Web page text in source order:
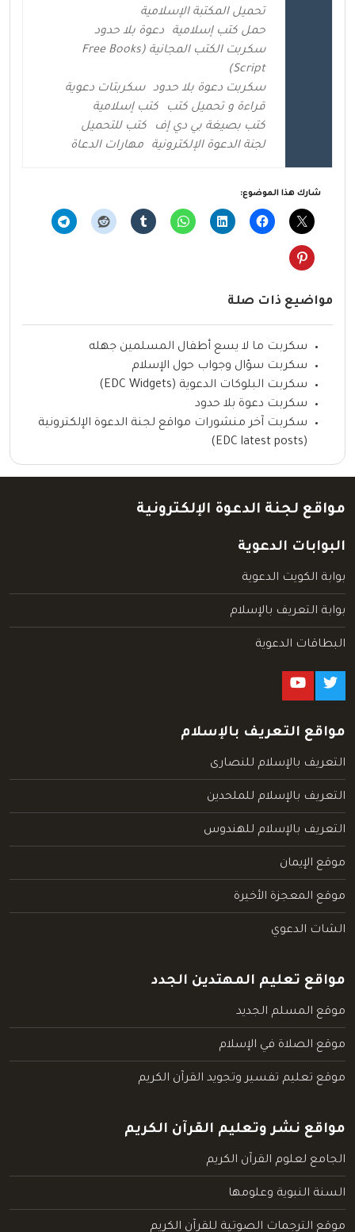
تحميل المكتبة الإسلامية
حمل كتب إسلامية
دعوة بلا حدود
سكربت الكتب المجانية (Free Books
Script)
سكربت دعوة بلا حدود
سكربتات دعوية
قراءة و تحميل كتب
كتب إسلامية
كتب بصيغة بي دي إف
كتب للتحميل
لجنة الدعوة الإلكترونية
مهارات الدعاة
شارك هذا الموضوع:
مواضيع ذات صلة
سكربت ما لا يسع أطفال المسلمين جهله
سكربت سؤال وجواب حول الإسلام
سكربت البلوكات الدعوية (EDC Widgets)
سكربت دعوة بلا حدود
سكربت آخر منشورات مواقع لجنة الدعوة الإلكترونية
(EDC latest posts)
مواقع لجنة الدعوة الإلكترونية
البوابات الدعوية
بوابة الكويت الدعوية
بوابة التعريف بالإسلام
البطاقات الدعوية
مواقع التعريف بالإسلام
التعريف بالإسلام للنصارى
التعريف بالإسلام للملحدين
التعريف بالإسلام للهندوس
موقع الإيمان
موقع المعجزة الأخيرة
الشات الدعوي
مواقع تعليم المهتدين الجدد
موقع المسلم الجديد
موقع الصلاة في الإسلام
موقع تعليم تفسير وتجويد القرآن الكريم
مواقع نشر وتعليم القرآن الكريم
الجامع لعلوم القرآن الكريم
السنة النبوية وعلومها
موقع الترجمات الصوتية للقرآن الكريم